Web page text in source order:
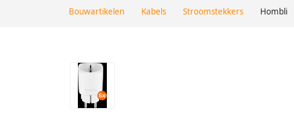
Bouwartikelen Kabels Stroomstekkers Hombli